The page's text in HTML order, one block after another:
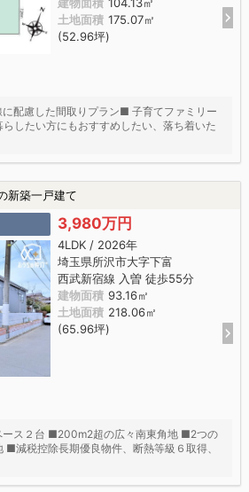
土地面積 175.07㎡
(52.96坪)
配慮した間取りプラン■ 子育てファミリー
したい方にもおすすめしたい、落ち着いた
新築一戸建て
3,980万円
4LDK / 2026年
埼玉県所沢市大字下富
西武新宿線 入曽 徒歩55分
建物面積 93.16㎡
土地面積 218.06㎡
(65.96坪)
ス２台 ■200m2超の広々南東角地 ■2つの
■減税控除長期優良物件、断熱等級６取得、